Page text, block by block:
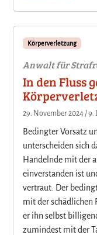
Körperverletzung
Anwalt für
In den Fluss
29. November 2024 /9.
Bedingter Vorsatz
unterscheiden sich
Handelnde mit der
einverstanden ist
vertraut. Der
mit der schädlichen
er ihn selbst
zumindest mit der